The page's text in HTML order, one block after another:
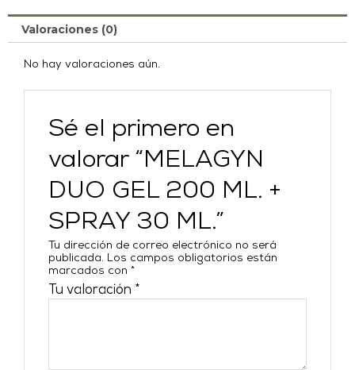
Valoraciones (0)
No hay valoraciones aún.
Sé el primero en
valorar “MELAGYN
DUO GEL 200 ML. +
SPRAY 30 ML.”
Tu dirección de correo electrónico no será
publicada. Los campos obligatorios están
marcados con*
Tu valoración *